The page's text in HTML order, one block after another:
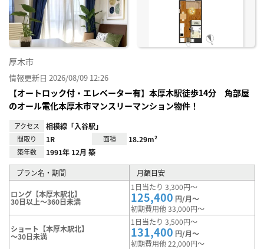
厚木市
情報更新日 2026/08/09 12:26
【オートロック付・エレベーター有】本厚木駅徒歩14分 角部屋
のオール電化本厚木市マンスリーマンション物件！
アクセス 相模線「入谷駅」
間取り 1R 面積 18.29m²
築年数 1991年 12月 築
プラン名・期間 月額目安
ロング【本厚木駅北】
30日以上～360日未満
1日当たり 3,300円～
125,400 円/月～
初期費用他 33,000円～
ショート【本厚木駅北】
～30日未満
1日当たり 3,500円～
131,400 円/月～
初期費用他 22,000円～